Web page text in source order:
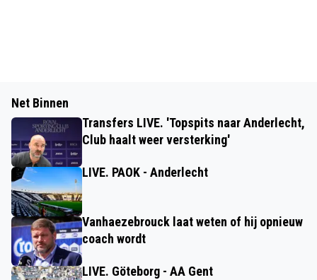
Net Binnen
Transfers LIVE. 'Topspits naar Anderlecht,
Club haalt weer versterking'
LIVE. PAOK - Anderlecht
Vanhaezebrouck laat weten of hij opnieuw
coach wordt
LIVE. Göteborg - AA Gent